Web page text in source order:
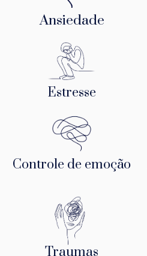
Ansiedade
Estresse
Controle de emoção
Traumas